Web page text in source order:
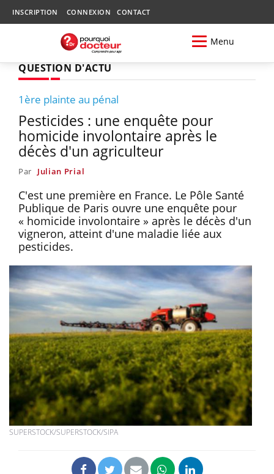
INSCRIPTION CONNEXION CONTACT
Menu
QUESTION D'ACTU
1ère plainte au pénal
Pesticides : une enquête pour
homicide involontaire après le
décès d'un agriculteur
Par Julian Prial
C'est une première en France. Le Pôle Santé
Publique de Paris ouvre une enquête pour
« homicide involontaire » après le décès d'un
vigneron, atteint d'une maladie liée aux
pesticides.
SUPERSTOCK/SUPERSTOCK/SIPA